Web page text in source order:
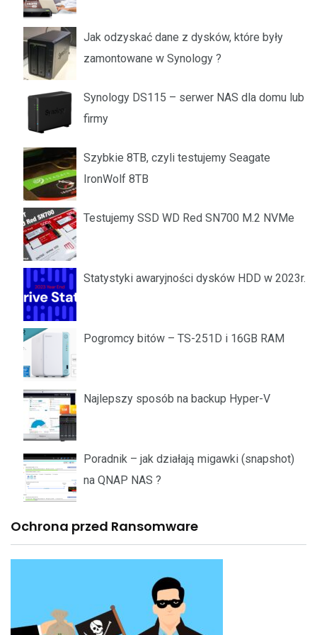
Jak odzyskać dane z dysków, które były
zamontowane w Synology ?
Synology DS115 – serwer NAS dla domu lub
firmy
Szybkie 8TB, czyli testujemy Seagate
IronWolf 8TB
Testujemy SSD WD Red SN700 M.2 NVMe
Statystyki awaryjności dysków HDD w 2023r.
Pogromcy bitów – TS-251D i 16GB RAM
Najlepszy sposób na backup Hyper-V
Poradnik – jak działają migawki (snapshot)
na QNAP NAS ?
Ochrona przed Ransomware